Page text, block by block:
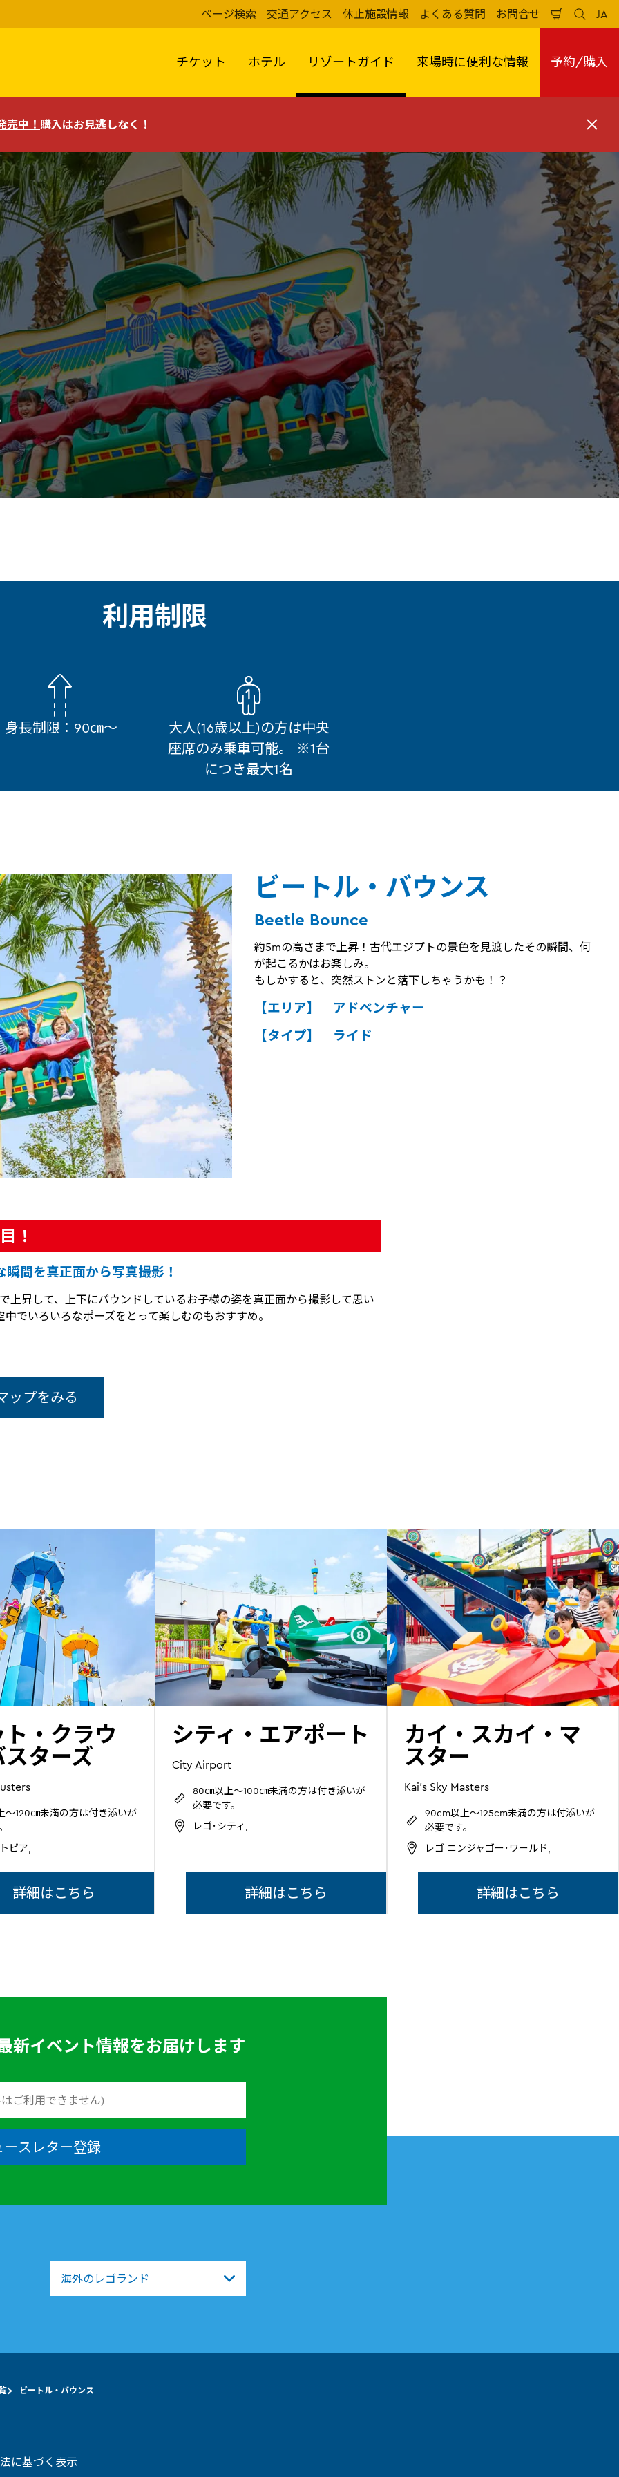
ページ検索 交通アクセス 休止施設情報 よくある質問 お問合せ
い
か
ご
検
索
る
JA
日
本
チケット ホテル リゾートガイド 来場時に便利な情報 予約/購入
売中！ 購入はお見逃しなく！
閉
る
利用制限
身長制限：90㎝～
大人(16歳以上)の方は中央
座席のみ乗車可能。 ※1台
につき最大1名
ビートル・バウンス
Beetle Bounce
約5mの高さまで上昇！古代エジプトの景色を見渡したその瞬間、何
が起こるかはお楽しみ。
もしかすると、突然ストンと落下しちゃうかも！？
【エリア】 アドベンチャー
【タイプ】 ライド
！
瞬間を真正面から写真撮影！
上昇して、上下にバウンドしているお子様の姿を真正面から撮影して思い
でいろいろなポーズをとって楽しむのもおすすめ。
ップをみる
・クラウ
ターズ
～120㎝未満の方は付き添いが
ピア,
詳細はこちら
シティ・エアポート
City Airport
80㎝以上～100㎝未満の方は付き添いが
必要です。
レゴ･シティ,
詳細はこちら
カイ・スカイ・マ
スター
Kai's Sky Masters
90cm以上～125cm未満の方は付添いが
必要です。
レゴ ニンジャゴー･ワールド,
詳細はこちら
新イベント情報をお届けします
ースレター登録
海外のレゴランド
ビートル・バウンス
に基づく表示